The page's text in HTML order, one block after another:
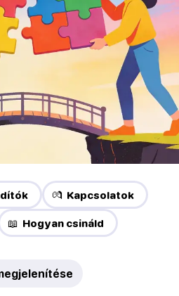
💏 Kapcsolatok
📖 Hogyan csináld